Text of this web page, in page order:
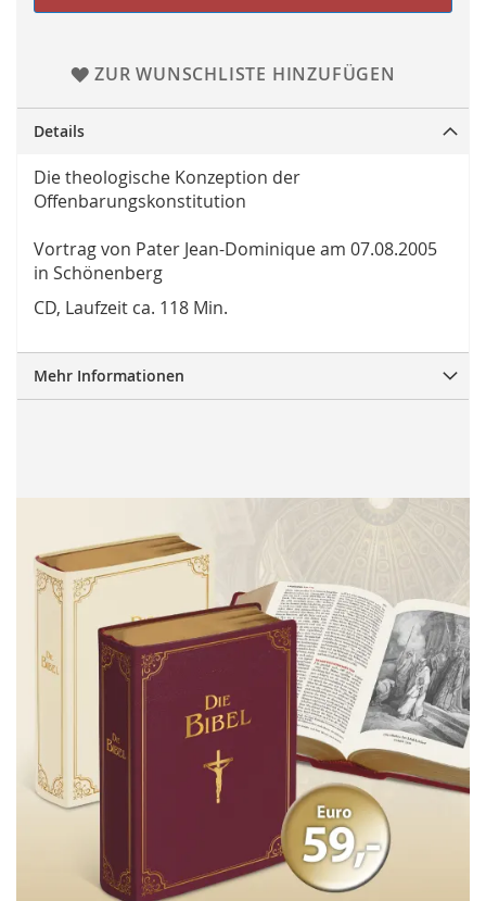
ZUR WUNSCHLISTE HINZUFÜGEN
Details
Die theologische Konzeption der
Offenbarungskonstitution
Vortrag von Pater Jean-Dominique am 07.08.2005
in Schönenberg
CD, Laufzeit ca. 118 Min.
Mehr Informationen